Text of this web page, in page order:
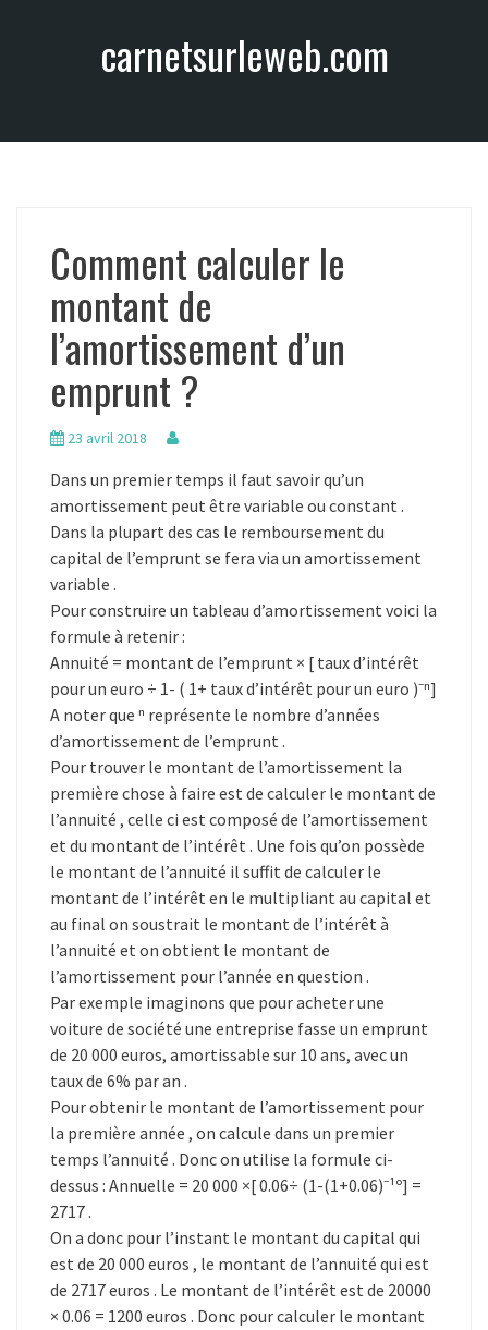
a
carnetsurleweb.com
Comment calculer le
montant de
l’amortissement d’un
emprunt ?
23 avril 2018
Dans un premier temps il faut savoir qu’un
amortissement peut être variable ou constant .
Dans la plupart des cas le remboursement du
capital de l’emprunt se fera via un amortissement
variable .
Pour construire un tableau d’amortissement voici la
formule à retenir :
Annuité = montant de l’emprunt × [ taux d’intérêt
pour un euro ÷ 1- ( 1+ taux d’intérêt pour un euro )⁻ⁿ]
A noter que ⁿ représente le nombre d’années
d’amortissement de l’emprunt .
Pour trouver le montant de l’amortissement la
première chose à faire est de calculer le montant de
l’annuité , celle ci est composé de l’amortissement
et du montant de l’intérêt . Une fois qu’on possède
le montant de l’annuité il suffit de calculer le
montant de l’intérêt en le multipliant au capital et
au final on soustrait le montant de l’intérêt à
l’annuité et on obtient le montant de
l’amortissement pour l’année en question .
Par exemple imaginons que pour acheter une
voiture de société une entreprise fasse un emprunt
de 20 000 euros, amortissable sur 10 ans, avec un
taux de 6% par an .
Pour obtenir le montant de l’amortissement pour
la première année , on calcule dans un premier
temps l’annuité . Donc on utilise la formule ci-
dessus : Annuelle = 20 000 ×[ 0.06÷ (1-(1+0.06)⁻¹º] =
2717 .
On a donc pour l’instant le montant du capital qui
est de 20 000 euros , le montant de l’annuité qui est
de 2717 euros . Le montant de l’intérêt est de 20000
× 0.06 = 1200 euros . Donc pour calculer le montant